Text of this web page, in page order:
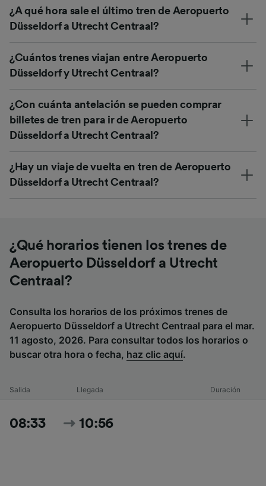
¿A qué hora sale el último tren de Aeropuerto
Düsseldorf a Utrecht Centraal?
¿Cuántos trenes viajan entre Aeropuerto
Düsseldorf y Utrecht Centraal?
¿Con cuánta antelación se pueden comprar
billetes de tren para ir de Aeropuerto
Düsseldorf a Utrecht Centraal?
¿Hay un viaje de vuelta en tren de Aeropuerto
Düsseldorf a Utrecht Centraal?
¿Qué horarios tienen los trenes de
Aeropuerto Düsseldorf a Utrecht
Centraal?
Consulta los horarios de los próximos trenes de
Aeropuerto Düsseldorf a Utrecht Centraal para el mar.
11 agosto, 2026. Para consultar todos los horarios o
buscar otra hora o fecha, haz clic aquí.
Salida Llegada Duración
08:33 10:56